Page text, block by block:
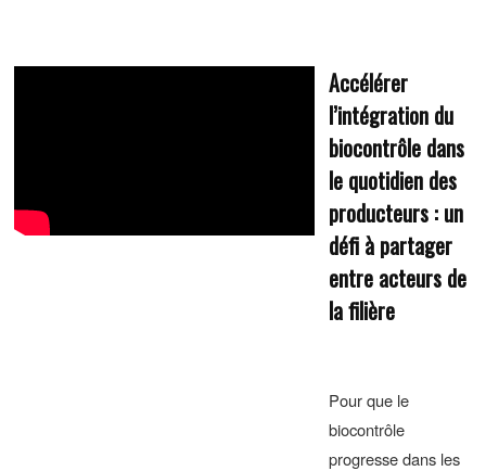
Accélérer
l’intégration du
biocontrôle dans
le quotidien des
producteurs : un
défi à partager
entre acteurs de
la filière
Pour que le
biocontrôle
progresse dans les